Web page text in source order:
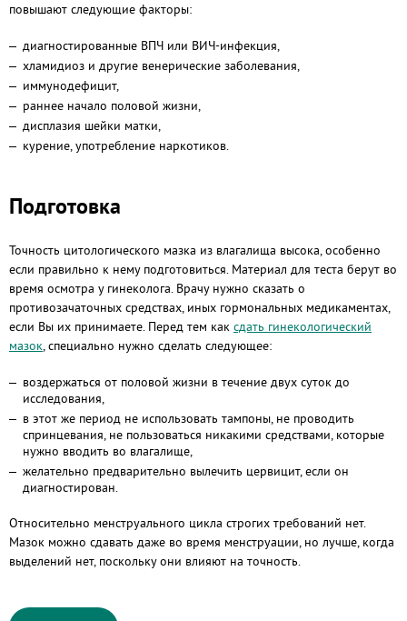
повышают следующие факторы:
диагностированные ВПЧ или ВИЧ-инфекция,
хламидиоз и другие венерические заболевания,
иммунодефицит,
раннее начало половой жизни,
дисплазия шейки матки,
курение, употребление наркотиков.
Подготовка
Точность цитологического мазка из влагалища высока, особенно
если правильно к нему подготовиться. Материал для теста берут во
время осмотра у гинеколога. Врачу нужно сказать о
противозачаточных средствах, иных гормональных медикаментах,
если Вы их принимаете. Перед тем как сдать гинекологический
мазок, специально нужно сделать следующее:
воздержаться от половой жизни в течение двух суток до
исследования,
в этот же период не использовать тампоны, не проводить
спринцевания, не пользоваться никакими средствами, которые
нужно вводить во влагалище,
желательно предварительно вылечить цервицит, если он
диагностирован.
Относительно менструального цикла строгих требований нет.
Мазок можно сдавать даже во время менструации, но лучше, когда
выделений нет, поскольку они влияют на точность.